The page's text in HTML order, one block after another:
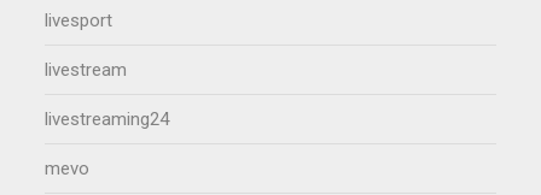
livesport
livestream
livestreaming24
mevo